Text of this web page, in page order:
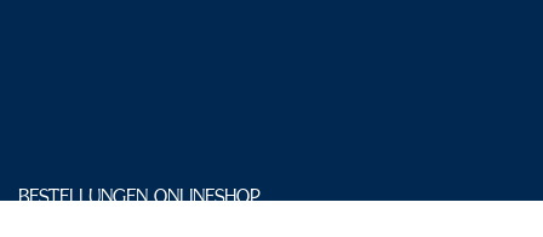
BESTELLUNGEN ONLINESHOP